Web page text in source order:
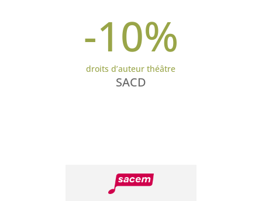
-10%
droits d’auteur théâtre
SACD